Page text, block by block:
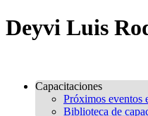
Deyvi Luis
Capacitaciones
Próximos eventos
Biblioteca de